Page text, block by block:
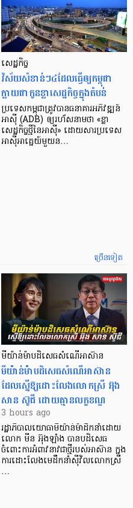
សេដ្ឋកិច្ច​
វិស័យ​សំខាន់ៗ​៤​ដែល​ធ្វើ​ឲ្យ​កម្ពុជា​
ក្លាយ​ជា​កូន​ខ្លា​សេដ្ឋកិច្ច​ក្នុង​តំបន់
ប្រទេស​កម្ពុជា​ត្រូវ​បាន​ធនាគារ​អភិវឌ្ឍន៍​
អាស៊ី (ADB) ឲ្យ​រហ័ស​នាមថា «ខ្លា​
សេដ្ឋកិច្ច​ថ្មី​នៃ​អាស៊ី» ដោយសារ​ប្រទេស​
អាស៊ី​អាគ្នេយ៍​មួយ​ន…
ច្រើនទៀត
មីយ៉ាន់ម៉ាបដិសេធសំណើអាស៊ាន
មីយ៉ាន់ម៉ាបដិសេធសំណើអាស៊ាន
ដែលស្នើឱ្យដោះលែងលោកស្រី អ៊ុង
សាន ស៊ូជី ដោយគ្មានលក្ខខណ្ឌ
3 hours ago
រដ្ឋាភិបាលយោធាមីយ៉ាន់ម៉ាដឹកនាំដោយ
លោក មីន អ៊ុងឡាំង បានបដិសេធ
ចំពោះការអំពាវនាវជាថ្មីរបស់អាស៊ាន ក្នុង
ការដោះលែងមេដឹកនាំស៊ីវិលលោកស្រី
…